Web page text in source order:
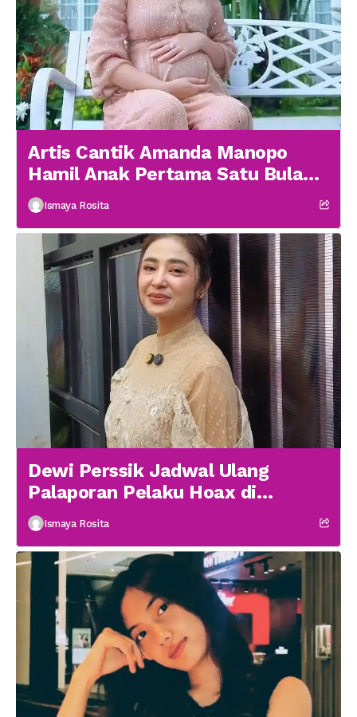
Artis Cantik Amanda Manopo
Hamil Anak Pertama Satu Bulan
menikah
Ismaya Rosita
Dewi Perssik Jadwal Ulang
Palaporan Pelaku Hoax di
Medsos
Ismaya Rosita